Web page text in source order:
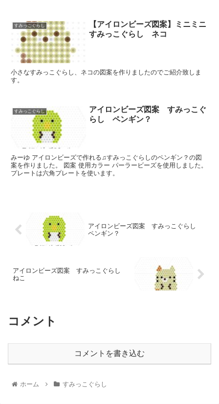
すみっこぐらし
【アイロンビーズ図案】ミニミニ
すみっこぐらし ネコ
小さなすみっこぐらし、ネコの図案を作りましたのでご紹介致しま
す。
すみっこぐらし
アイロンビーズ図案 すみっこぐ
らし ペンギン？
みーゆ アイロンビーズで作れる♫すみっこぐらしのペンギン？の図
案を作りました。 図案 使用カラー パーラービーズを使用しました。
プレートは六角プレートを使います。
アイロンビーズ図案 すみっこぐらし
ペンギン？
アイロンビーズ図案 すみっこぐらし
ねこ
コメント
コメントを書き込む
ホーム すみっこぐらし